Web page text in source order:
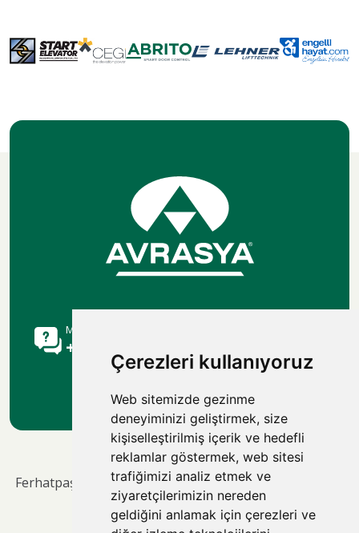
Çerezleri kullanıyoruz
Web sitemizde gezinme
deneyiminizi geliştirmek, size
kişiselleştirilmiş içerik ve hedefli
reklamlar göstermek, web sitesi
trafiğimizi analiz etmek ve
ziyaretçilerimizin nereden
geldiğini anlamak için çerezleri ve
Müşteri Danışma Hattı
+90 216 515 9113
Ferhatpaşa Mah.69. Sok. No:50/A – Ataşehir / İstanbul -
34646